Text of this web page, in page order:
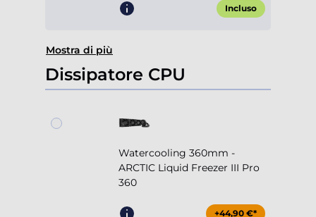
Incluso
Mostra di più
Dissipatore CPU
Watercooling 360mm -
ARCTIC Liquid Freezer III Pro
360
+44,90 €*